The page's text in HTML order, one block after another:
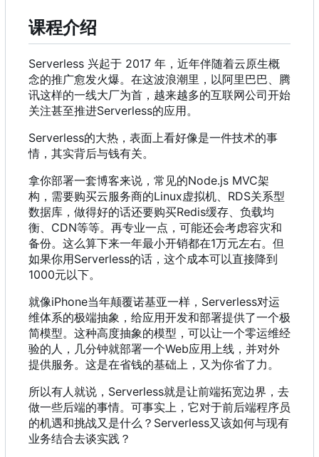
课程介绍
Serverless 兴起于 2017 年 ， 近年伴随着云原生概
念的推广愈发火爆。在这波浪潮里 ， 以阿里巴巴、腾
讯这样的一线大厂为首 ， 越来越多的互联网公司开始
关注甚至推进Serverless的应用。
Serverless的大热 ， 表面上看好像是一件技术的事
情 ， 其实背后与钱有关。
拿你部署一套博客来说 ， 常见的Node.js MVC架
构 ， 需要购买云服务商的Linux虚拟机、RDS关系型
数据库 ， 做得好的话还要购买Redis缓存、负载均
衡、CDN等等。再专业一点 ， 可能还会考虑容灾和
备份。这么算下来一年最小开销都在1万元左右。但
如果你用Serverless的话 ， 这个成本可以直接降到
1000元以下。
就像iPhone当年颠覆诺基亚一样 ， Serverless对运
维体系的极端抽象 ， 给应用开发和部署提供了一个极
简模型。这种高度抽象的模型 ， 可以让一个零运维经
验的人 ， 几分钟就部署一个Web应用上线 ， 并对外
提供服务。这是在省钱的基础上 ， 又为你省了力。
所以有人就说 ， Serverless就是让前端拓宽边界 ， 去
做一些后端的事情。可事实上 ， 它对于前后端程序员
的机遇和挑战又是什么 ？ Serverless又该如何与现有
业务结合去谈实践 ？